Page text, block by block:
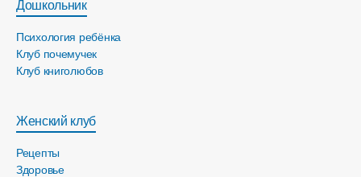
Дошкольник
Психология ребёнка
Клуб почемучек
Клуб книголюбов
Женский клуб
Рецепты
Здоровье